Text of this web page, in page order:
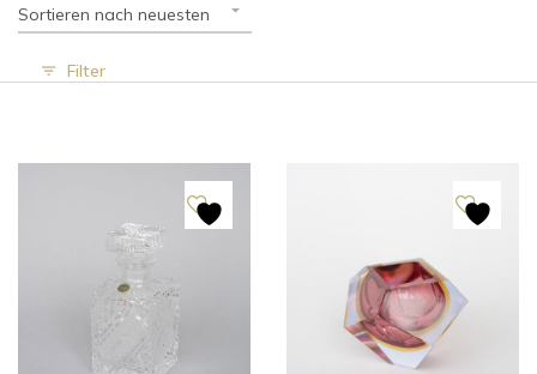
Sortieren nach neuesten
Filter